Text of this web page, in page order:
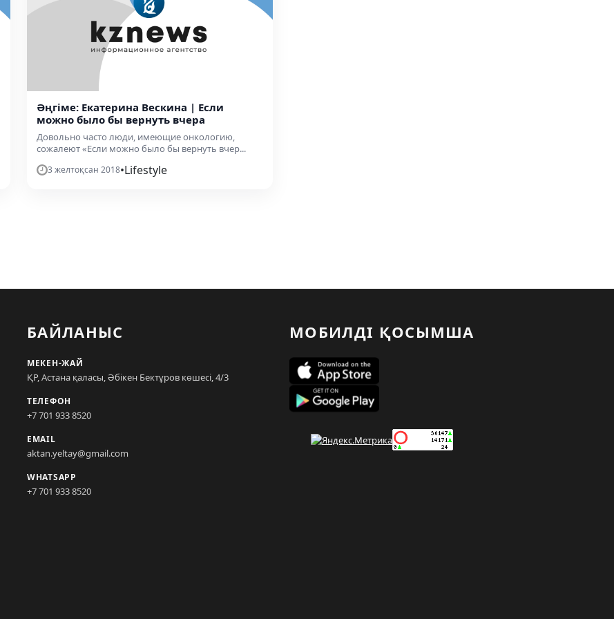
Әңгіме: Екатерина Вескина | Если
можно было бы вернуть вчера
Довольно часто люди, имеющие онкологию,
сожалеют «Если можно было бы вернуть вчер...
3 желтоқсан 2018•Lifestyle
БАЙЛАНЫС
МЕКЕН-ЖАЙ
ҚР, Астана қаласы, Әбікен Бектұров көшесі, 4/3
ТЕЛЕФОН
+7 701 933 8520
EMAIL
aktan.yeltay@gmail.com
WHATSAPP
+7 701 933 8520
МОБИЛДІ ҚОСЫМША